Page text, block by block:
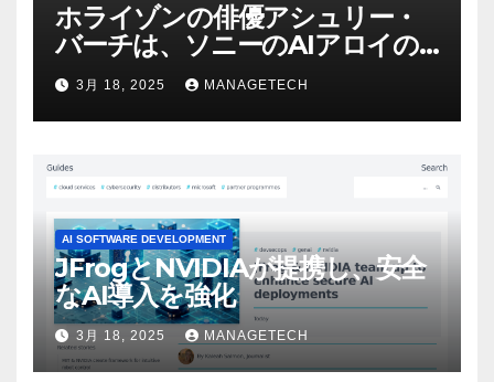
ホライゾンの俳優アシュリー・
バーチは、ソニーのAIアロイの
ビデオを見て「ゲームパフォー
マンスという芸術形式に不安を
感じた」と語る – IGN
3月 18, 2025 MANAGETECH
AI SOFTWARE DEVELOPMENT
JFrogとNVIDIAが提携し、安全
なAI導入を強化
3月 18, 2025 MANAGETECH